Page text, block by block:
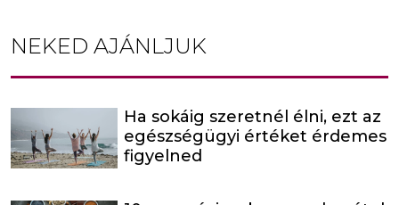
NEKED AJÁNLJUK
Ha sokáig szeretnél élni, ezt az
egészségügyi értéket érdemes
figyelned